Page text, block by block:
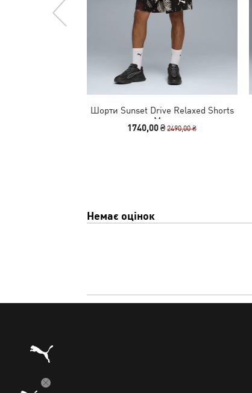
Шорти Sunset Drive Relaxed Shorts
Men
1740,00 ₴2490,00 ₴
Немає оцінок